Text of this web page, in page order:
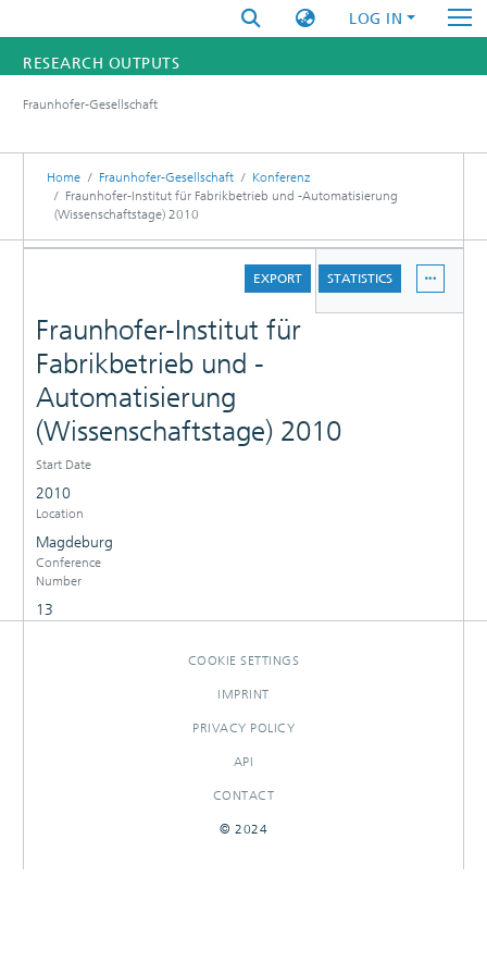
LOG IN
RESEARCH OUTPUTS
RESEARCHERS
INSTITUTES
Fraunhofer-Gesellschaft
Home Fraunhofer-Gesellschaft
Konferenz
Fraunhofer-Institut für Fabrikbetrieb und -Automatisierung
(Wissenschaftstage) 2010
EXPORT
STATISTICS
Fraunhofer-Institut für
Fabrikbetrieb und -
Automatisierung
(Wissenschaftstage) 2010
Start Date
2010
Location
Magdeburg
Conference
Number
13
COOKIE SETTINGS
IMPRINT
PRIVACY POLICY
API
CONTACT
© 2024